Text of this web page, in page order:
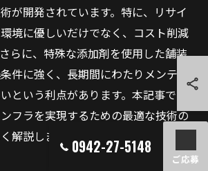
が開発されています。特に、リサイ
境に優しいだけでなく、コスト削減
らに、特殊な添加剤を使用した舗装
件に強く、長期間にわたりメンテナ
という利点があります。本記事で
フラを実現するための最適な技術の
解説します。
0942-27-5148
ご応募